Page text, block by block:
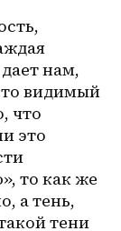
нам,
видимый
что
это
то как же
а тень,
тени